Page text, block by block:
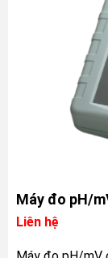
Máy đo pH/
Liên hệ